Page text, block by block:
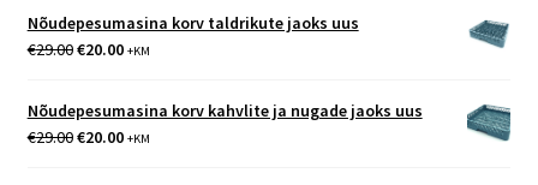
€215.00.
on:
Nõudepesumasina korv taldrikute jaoks uus
€29.00Algne
€29.00.
€20.00Praegune
€20.00.
+KM
Nõudepesumasina korv kahvlite ja nugade jaoks uus
€29.00Algne
€20.00Praegune
+KM